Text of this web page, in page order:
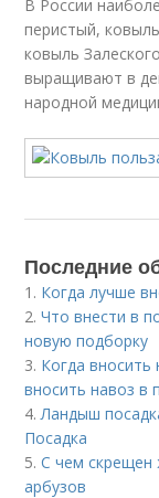
В России
перистый,
ковыль
выращивают в
народной
Последние
1. Когда лучше
2.Что внести в
новую подборку
3. Когда
вносить навоз в
4.Ландыш
Посадка
5.С чем скрещен
арбузов